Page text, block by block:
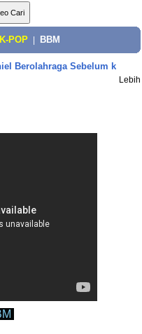
K-POP BBM
Berolahraga Sebelum k
Lebih